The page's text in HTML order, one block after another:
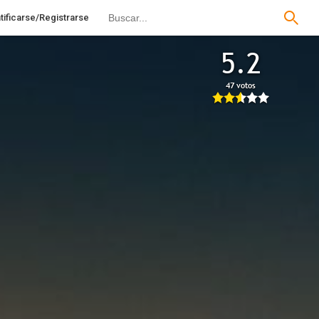
Registrarse
5.2
47 votos